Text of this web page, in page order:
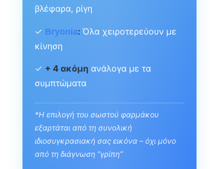
βλέφαρα, ρίγη
✓ Bryonia: Όλα χειροτερεύουν με
κίνηση
✓ + 4 ακόμη ανάλογα με τα
συμπτώματα
*Η επιλογή του σωστού φαρμάκου
εξαρτάται από τη συνολική
ιδιοσυγκρασιακή σας εικόνα – όχι μόνο
από τη διάγνωση “γρίπη”